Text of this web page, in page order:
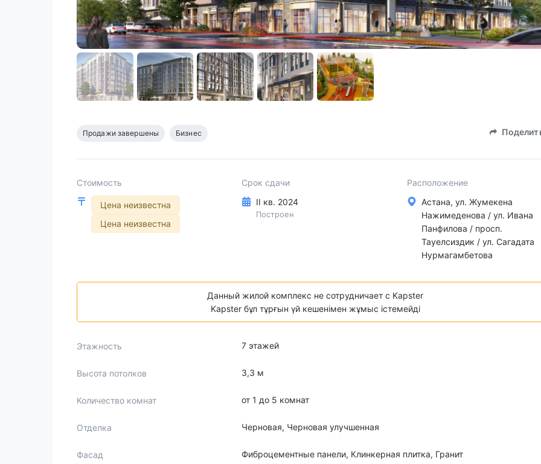
Продажи завершены Бизнес
Стоимость
Цена неизвестна
Цена неизвестна
Срок сдачи
II кв. 2024
Построен
Расположение
Астана, ул. Жумекена
Нажимеденова / ул. Ивана
Панфилова / просп.
Тауелсиздик / ул. Сагадата
Нурмагамбетова
Данный жилой комплекс не сотрудничает с Kapster
Kapster бұл тұрғын үй кешенімен жұмыс істемейді
Этажность 7 этажей
Высота потолков 3,3 м
Количество комнат от 1 до 5 комнат
Отделка Черновая, Черновая улучшенная
Фасад Фиброцементные панели, Клинкерная плитка, Гранит